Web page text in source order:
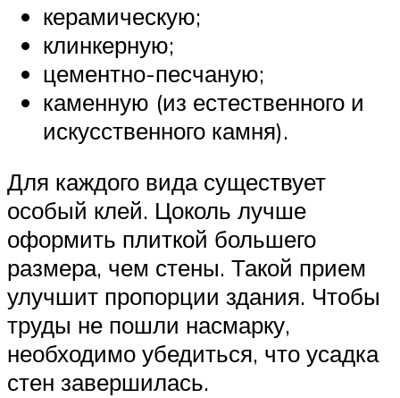
керамическую;
клинкерную;
цементно-песчаную;
каменную (из естественного и
искусственного камня).
Для каждого вида существует
особый клей. Цоколь лучше
оформить плиткой большего
размера, чем стены. Такой прием
улучшит пропорции здания. Чтобы
труды не пошли насмарку,
необходимо убедиться, что усадка
стен завершилась.